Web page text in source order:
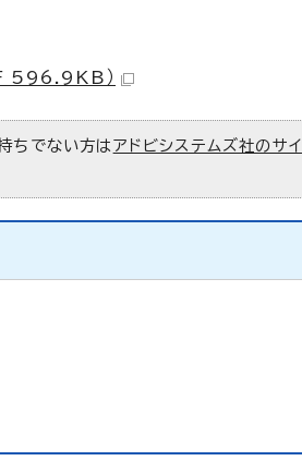
596.9KB）
ちでない方は アドビシステムズ社のサイ